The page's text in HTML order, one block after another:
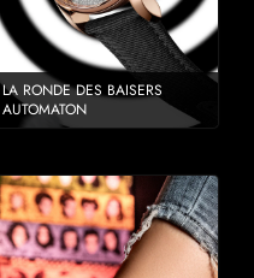
LA RONDE DES BAISERS
AUTOMATON